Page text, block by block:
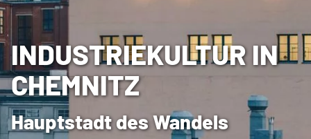
INDUSTRIEKULTUR IN
CHEMNITZ
Hauptstadt des Wandels